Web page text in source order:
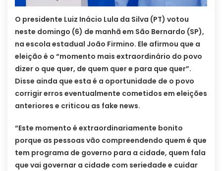
O presidente Luiz Inácio Lula da Silva (PT) votou
neste domingo (6) de manhã em São Bernardo (SP),
na escola estadual João Firmino. Ele afirmou que a
eleição é o “momento mais extraordinário do povo
dizer o que quer, de quem quer e para que quer”.
Disse ainda que esta é a oportunidade de o povo
corrigir erros eventualmente cometidos em eleições
anteriores e criticou as fake news.
“Este momento é extraordinariamente bonito
porque as pessoas vão compreendendo quem é que
tem programa de governo para a cidade, quem fala
que vai governar a cidade com seriedade e cuidar